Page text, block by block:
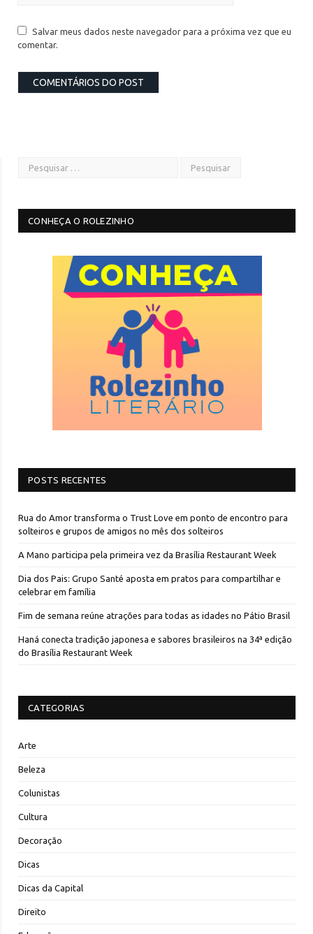
Salvar meus dados neste navegador para a próxima vez que eu
comentar.
CONHEÇA O ROLEZINHO
POSTS RECENTES
Rua do Amor transforma o Trust Love em ponto de encontro para
solteiros e grupos de amigos no mês dos solteiros
A Mano participa pela primeira vez da Brasília Restaurant Week
Dia dos Pais: Grupo Santé aposta em pratos para compartilhar e
celebrar em família
Fim de semana reúne atrações para todas as idades no Pátio Brasil
Haná conecta tradição japonesa e sabores brasileiros na 34ª edição
do Brasília Restaurant Week
CATEGORIAS
Arte
Beleza
Colunistas
Cultura
Decoração
Dicas
Dicas da Capital
Direito